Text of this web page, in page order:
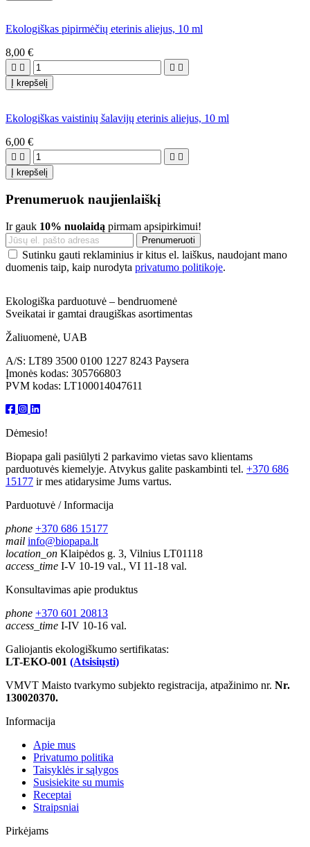
Ekologiškas pipirmėčių eterinis aliejus, 10 ml
8,00 €
   
Į krepšelį
Ekologiškas vaistinių šalavijų eterinis aliejus, 10 ml
6,00 €
   
Į krepšelį
Prenumeruok naujienlaiškį
Ir gauk 10% nuolaidą pirmam apsipirkimui!
Sutinku gauti reklaminius ir kitus el. laiškus, naudojant mano
duomenis taip, kaip nurodyta privatumo politikoje.
Ekologiška parduotuvė – bendruomenė
Sveikatai ir gamtai draugiškas asortimentas
Žaliuomenė, UAB
A/S: LT89 3500 0100 1227 8243 Paysera
Įmonės kodas: 305766803
PVM kodas: LT100014047611
Dėmesio!
Biopapa gali pasiūlyti 2 parkavimo vietas savo klientams
parduotuvės kiemelyje. Atvykus galite paskambinti tel. +370 686
15177 ir mes atidarysime Jums vartus.
Parduotuvė / Informacija
phone +370 686 15177
mail info@biopapa.lt
location_on Klaipėdos g. 3, Vilnius LT01118
access_time I-V 10-19 val., VI 11-18 val.
Konsultavimas apie produktus
phone +370 601 20813
access_time I-IV 10-16 val.
Galiojantis ekologiškumo sertifikatas:
LT-EKO-001 (Atsisiųsti)
VMVT Maisto tvarkymo subjekto registracija, atpažinimo nr. Nr.
130020370.
Informacija
Apie mus
Privatumo politika
Taisyklės ir sąlygos
Susisiekite su mumis
Receptai
Straipsniai
Pirkėjams